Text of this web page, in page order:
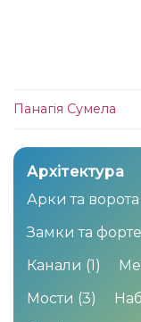
Панагія Сумела
Архітектура
Арки та ворота
Замки та
Канали (1)
Мости (3)